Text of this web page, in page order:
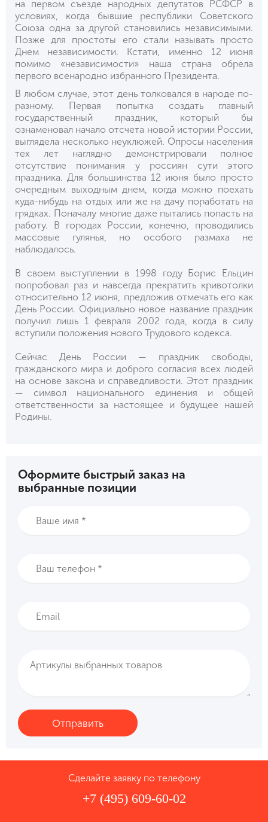
на первом съезде народных депутатов РСФСР в
условиях, когда бывшие республики Советского
Союза одна за другой становились независимыми.
Позже для простоты его стали называть просто
Днем независимости. Кстати, именно 12 июня
помимо «независимости» наша страна обрела
первого всенародно избранного Президента.
В любом случае, этот день толковался в народе по-
разному. Первая попытка создать главный
государственный праздник, который бы
ознаменовал начало отсчета новой истории России,
выглядела несколько неуклюжей. Опросы населения
тех лет наглядно демонстрировали полное
отсутствие понимания у россиян сути этого
праздника. Для большинства 12 июня было просто
очередным выходным днем, когда можно поехать
куда-нибудь на отдых или же на дачу поработать на
грядках. Поначалу многие даже пытались попасть на
работу. В городах России, конечно, проводились
массовые гулянья, но особого размаха не
наблюдалось.
В своем выступлении в 1998 году Борис Ельцин
попробовал раз и навсегда прекратить кривотолки
относительно 12 июня, предложив отмечать его как
День России. Официально новое название праздник
получил лишь 1 февраля 2002 года, когда в силу
вступили положения нового Трудового кодекса.
Сейчас День России — праздник свободы,
гражданского мира и доброго согласия всех людей
на основе закона и справедливости. Этот праздник
— символ национального единения и общей
ответственности за настоящее и будущее нашей
Родины.
Оформите быстрый заказ на
выбранные позиции
Сделайте заявку по телефону
+7 (495) 609-60-02